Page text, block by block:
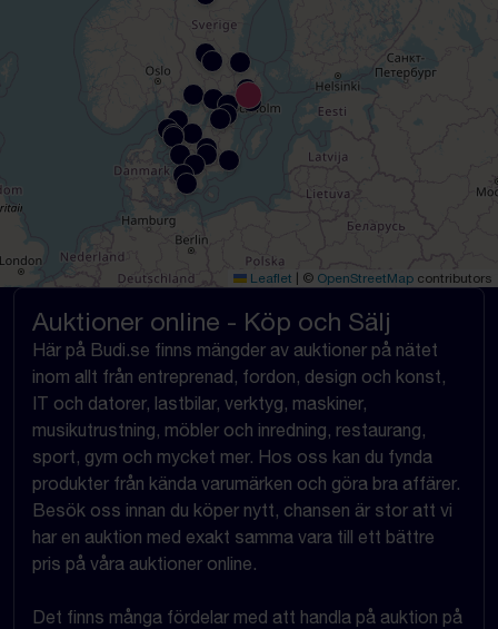
Leaflet © OpenStreetMap contributors
Auktioner online - Köp och Sälj
Här på Budi.se finns mängder av auktioner på nätet
inom allt från entreprenad, fordon, design och konst,
IT och datorer, lastbilar, verktyg, maskiner,
musikutrustning, möbler och inredning, restaurang,
sport, gym och mycket mer. Hos oss kan du fynda
produkter från kända varumärken och göra bra affärer.
Besök oss innan du köper nytt, chansen är stor att vi
har en auktion med exakt samma vara till ett bättre
pris på våra auktioner online.
Det finns många fördelar med att handla på auktion på